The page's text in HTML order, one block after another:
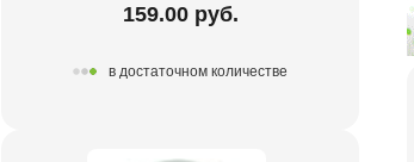
159.00 руб.
в достаточном количестве